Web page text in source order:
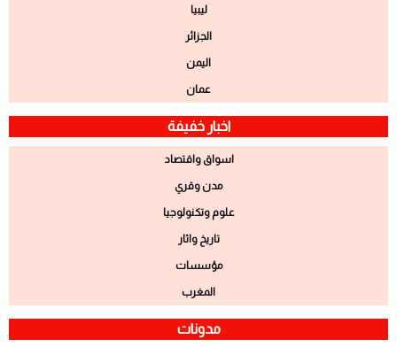
ليبيا
الجزائر
اليمن
عمان
اخبار خفيفة
اسواق واقتصاد
مدن وقري
علوم وتكنولوجيا
تاريخ واثار
مؤسسات
المغرب
مدونات